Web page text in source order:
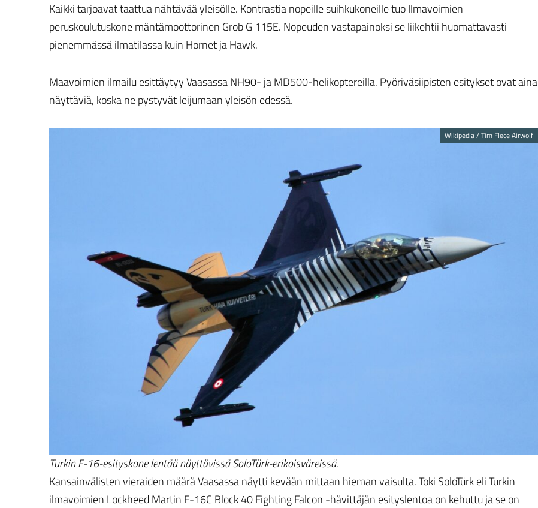
Kaikki tarjoavat taattua nähtävää yleisölle. Kontrastia nopeille suihkukoneille tuo Ilmavoimien
peruskoulutuskone mäntämoottorinen Grob G 115E. Nopeuden vastapainoksi se liikehtii huomattavasti
pienemmässä ilmatilassa kuin Hornet ja Hawk.
Maavoimien ilmailu esittäytyy Vaasassa NH90- ja MD500-helikoptereilla. Pyöriväsiipisten esitykset ovat aina
näyttäviä, koska ne pystyvät leijumaan yleisön edessä.
Turkin F-16-esityskone lentää näyttävissä SoloTürk-erikoisväreissä.
Wikipedia / Tim Flece Airwolf
Kansainvälisten vieraiden määrä Vaasassa näytti kevään mittaan hieman vaisulta. Toki SoloTürk eli Turkin
ilmavoimien Lockheed Martin F-16C Block 40 Fighting Falcon -hävittäjän esityslentoa on kehuttu ja se on